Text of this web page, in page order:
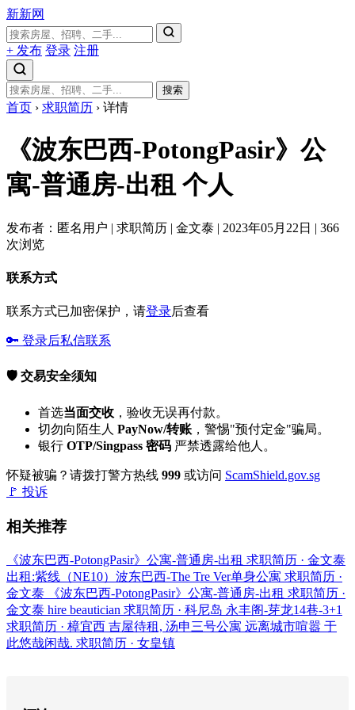
新新网
+ 发布 登录 注册
搜索
首页 › 求职简历 › 详情
《波东巴西-PotongPasir》公
寓-普通房-出租个人
发布者：匿名用户 | 求职简历 | 金文泰 | 2023年05月22日 | 366
次浏览
联系方式
联系方式已加密保护，请登录后查看
🔑 登录后私信联系
🛡️ 交易安全须知
首选当面交收 ，验收无误再付款。
切勿向陌生人 PayNow/转账 ，警惕"预付定金"骗局。
银行 OTP/Singpass 密码 严禁透露给他人。
怀疑被骗？请拨打警方热线 999 或访问 ScamShield.gov.sg
🚩 投诉
相关推荐
《波东巴西-PotongPasir》公寓-普通房-出租 求职简历 · 金文泰
出租:紫线（NE10）波东巴西-The Tre Ver单身公寓 求职简历 ·
金文泰
《波东巴西-PotongPasir》公寓-普通房-出租 求职简历 ·
金文泰 hire beautician 求职简历 · 科尼岛 永丰阁-芽龙14巷-3+1
求职简历 · 樟宜西 吉屋待租, 汤申三号公寓 远离城市喧嚣 于
此悠哉闲哉. 求职简历 · 女皇镇